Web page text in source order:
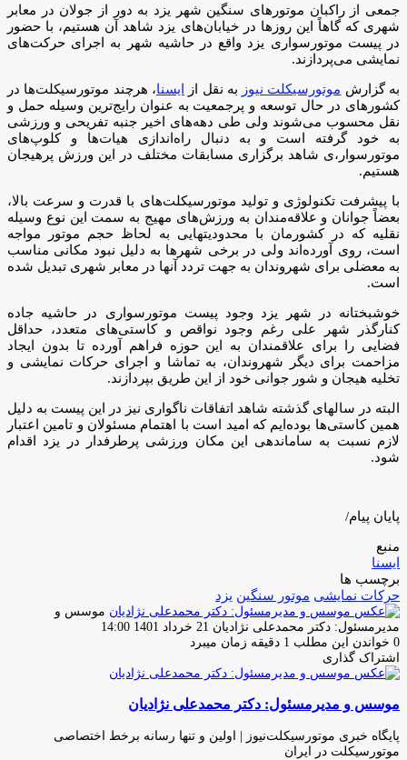
جمعی از راکبان موتورهای سنگین شهر یزد به دور از جولان در معابر
شهری که گاهاً این روزها در خیابان‌های یزد شاهد آن هستیم، با حضور
در پیست موتورسواری یزد واقع در حاشیه شهر به اجرای حرکت‌های
نمایشی می‌پردازند.
به گزارش موتورسیکلت نیوز به نقل از ایسنا، هرچند موتورسیکلت‌ها در
کشورهای در حال توسعه و پرجمعیت به عنوان رایج‌ترین وسیله حمل و
نقل محسوب می‌شوند ولی طی دهه‌های اخیر جنبه تفریحی و ورزشی
به خود گرفته است و به دنبال راه‌اندازی هیات‌ها و کلوپ‌های
موتورسوار،ی شاهد برگزاری مسابقات مختلف در این ورزش پرهیجان
هستیم.
با پیشرفت تکنولوژی و تولید موتورسیکلت‌های با قدرت و سرعت بالا،
بعضاً جوانان و علاقه‌مندان به ورزش‌های مهیج به سمت این نوع وسیله
نقلیه که در کشورمان با محدودیتهایی به لحاظ حجم موتور مواجه
است، روی آورده‌اند ولی در برخی شهرها به دلیل نبود مکانی مناسب
به معضلی برای شهروندان به جهت تردد آنها در معابر شهری تبدیل شده
است.
خوشبختانه در شهر یزد وجود پیست موتورسواری در حاشیه جاده
کنارگذر شهر علی رغم وجود نواقص و کاستی‌های متعدد، حداقل
فضایی را برای علاقمندان به این حوزه فراهم آورده تا بدون ایجاد
مزاحمت برای دیگر شهروندان، به تماشا و اجرای حرکات نمایشی و
تخلیه هیجان و شور جوانی خود از این طریق بپردازند.
البته در سالهای گذشته شاهد اتفاقات ناگواری نیز در این پیست به دلیل
همین کاستی‌ها بوده‌ایم که امید است با اهتمام مسئولان و تامین اعتبار
لازم نسبت به ساماندهی این مکان ورزشی پرطرفدار در یزد اقدام
شود.
پایان پیام/
منبع
ایسنا
برچسب ها
حرکات نمایشی موتور سنگین یزد
موسس و
مدیرمسئول: دکتر محمدعلی نژادیان ارسال
ایمیل
21 خرداد 1401 14:00
0 خواندن این مطلب 1 دقیقه زمان میبرد
اشتراک گذاری
فیس
توئیتر
لینکدین
واتس
تلگرام
اشتراک
از
ایمیل
چاپ
موسس و مدیرمسئول: دکتر محمدعلی نژادیان
پایگاه خبری موتورسیکلت‌نیوز | اولین و تنها رسانه برخط اختصاصی
موتورسیکلت در ایران